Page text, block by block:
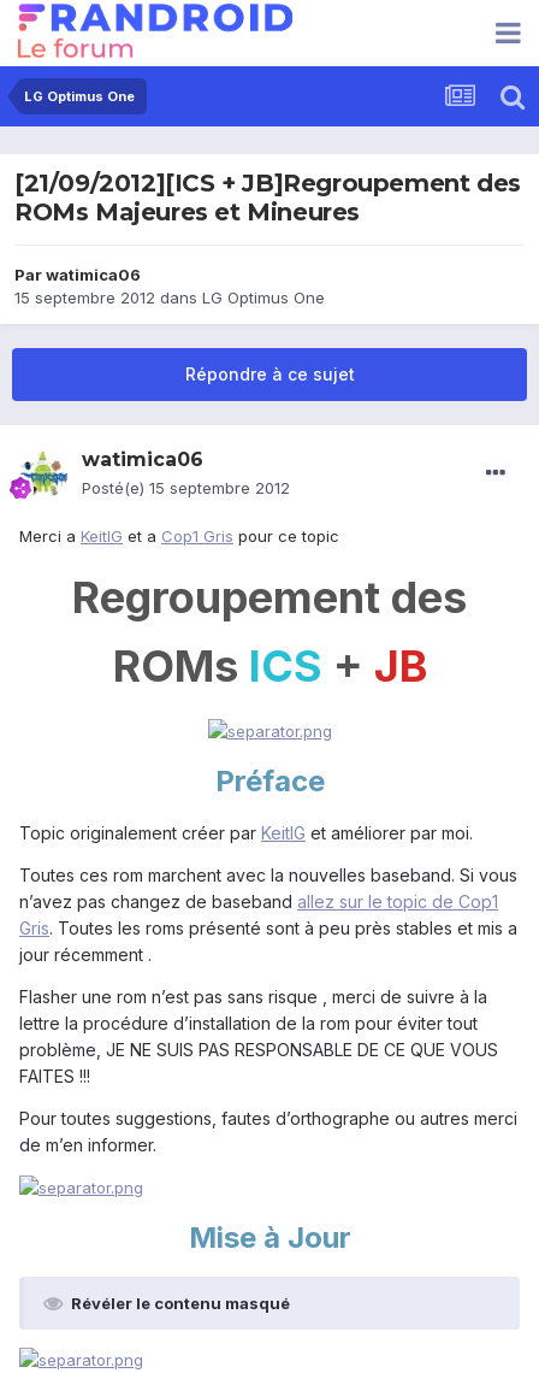
LG Optimus One
[21/09/2012][ICS + JB]Regroupement des
ROMs Majeures et Mineures
Parwatimica06
15 septembre 2012 dans LG Optimus One
Répondre à ce sujet
watimica06
Posté(e) 15 septembre 2012
Merci a KeitIG et a Cop1 Gris pour ce topic
Regroupement des
ROMs ICS + JB
Préface
Topic originalement créer par KeitIG et améliorer par moi.
Toutes ces rom marchent avec la nouvelles baseband. Si vous
n’avez pas changez de baseband allez sur le topic de Cop1
Gris. Toutes les roms présenté sont à peu près stables et mis a
jour récemment .
Flasher une rom n’est pas sans risque , merci de suivre à la
lettre la procédure d’installation de la rom pour éviter tout
problème, JE NE SUIS PAS RESPONSABLE DE CE QUE VOUS
FAITES !!!
Pour toutes suggestions, fautes d’orthographe ou autres merci
de m’en informer.
Mise à Jour
Révéler le contenu masqué